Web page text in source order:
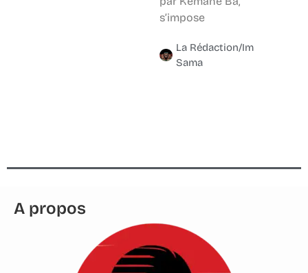
s’impose
La Rédaction/Im
Sama
A propos